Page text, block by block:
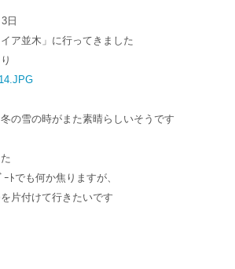
日
ア並木」に行ってきました
雪の時がまた素晴らしいそうです
ﾄでも何か焦りますが、
片付けて行きたいです